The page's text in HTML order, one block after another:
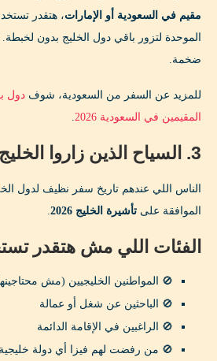
مقيم في السعودية أو الإمارات، هتقدر
الموحدة لتزور باقي دول الخليج بدون
ضخمة.
للمزيد عن السفر من السعودية، شوف دول
المقيمين في السعودية 2026
3. السياح الذين زاروا الخليج قبل كده
الناس اللي عندهم تاريخ سفر نظيف لدول
الموافقة على تأشيرة الخليج 2026
الفئات اللي مش هتقدر
🚫 المواطنين الخليجيين (مش
🚫 الباحثين عن شغل أو عمالة
🚫 الراغبين في الإقامة الدائمة
🚫 من رفضت لهم فيزا أي دولة